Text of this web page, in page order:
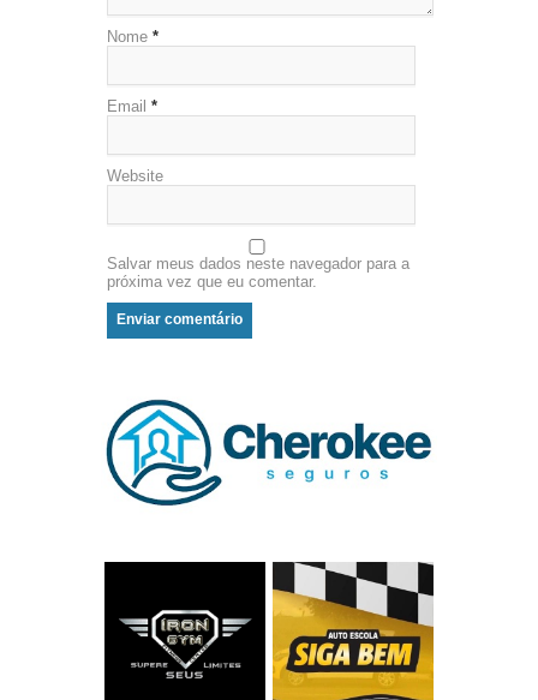
Nome *
Email *
Website
Salvar meus dados neste navegador para a
próxima vez que eu comentar.